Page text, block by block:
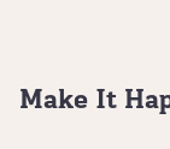
Make It